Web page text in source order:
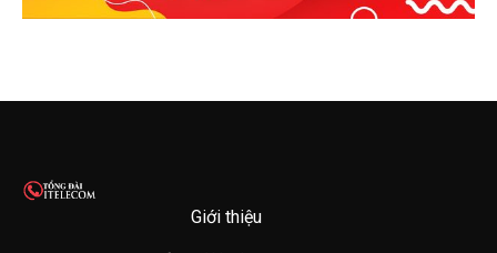
Giới thiệu